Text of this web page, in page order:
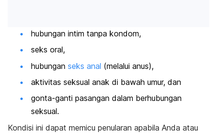
hubungan intim tanpa kondom,
seks oral,
hubungan seks anal (melalui anus),
aktivitas seksual anak di bawah umur, dan
gonta-ganti pasangan dalam berhubungan
seksual.
Kondisi ini dapat memicu penularan apabila Anda atau